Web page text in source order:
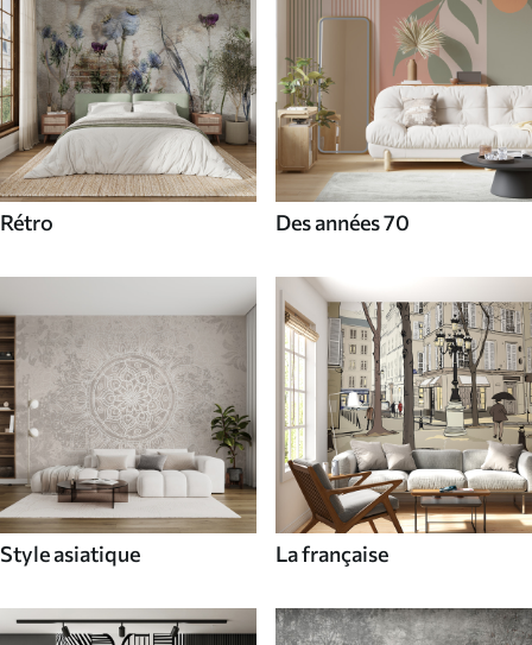
Rétro Des années 70
Style asiatique La française